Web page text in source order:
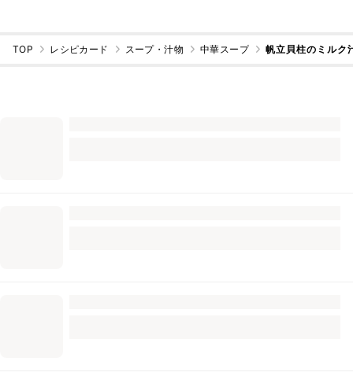
TOP レシピカード スープ・汁物 中華スープ 帆立貝柱のミルク